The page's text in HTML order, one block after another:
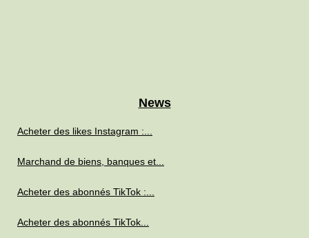
News
Acheter des likes Instagram :...
Marchand de biens, banques et...
Acheter des abonnés TikTok :...
Acheter des abonnés TikTok...